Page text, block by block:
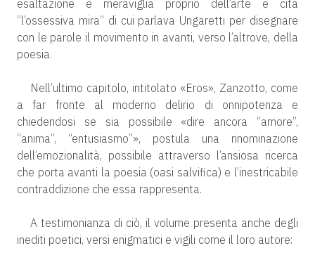
esaltazione e meraviglia proprio dell’arte e cita
“l’ossessiva mira” di cui parlava Ungaretti per disegnare
con le parole il movimento in avanti, verso l’altrove, della
poesia.
Nell’ultimo capitolo, intitolato «Eros», Zanzotto, come
a far fronte al moderno delirio di onnipotenza e
chiedendosi se sia possibile «dire ancora “amore”,
“anima”, “entusiasmo”», postula una rinominazione
dell’emozionalità, possibile attraverso l’ansiosa ricerca
che porta avanti la poesia (oasi salvifica) e l’inestricabile
contraddizione che essa rappresenta.
A testimonianza di ciò, il volume presenta anche degli
inediti poetici, versi enigmatici e vigili come il loro autore: